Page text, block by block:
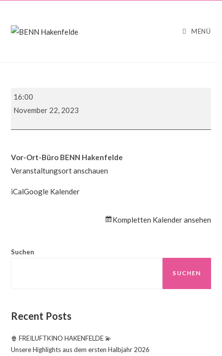
springen
MENÜ
!!
Nachbarschaftsforum
16:00
November 22, 2023
Vor-Ort-Büro BENN Hakenfelde
Veranstaltungsort anschauen
iCalGoogle Kalender
Kompletten Kalender ansehen
Suchen
SUCHEN
Recent Posts
🍿 FREILUFTKINO HAKENFELDE 💫
Unsere Highlights aus dem ersten Halbjahr 2026